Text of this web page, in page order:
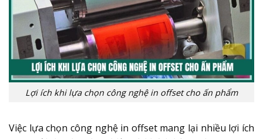
Lợi ích khi lựa chọn công nghệ in offset cho ấn phẩm
Việc lựa chọn công nghệ in offset mang lại nhiều lợi ích